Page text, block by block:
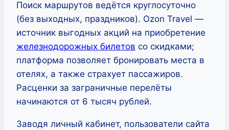
Поиск маршрутов ведётся круглосуточно
(без выходных, праздников). Ozon Travel —
источник выгодных акций на приобретение
железнодорожных билетов со скидками;
платформа позволяет бронировать места в
отелях, а также страхует пассажиров.
Расценки за заграничные перелёты
начинаются от 6 тысяч рублей.
Заводя личный кабинет, пользователи сайта